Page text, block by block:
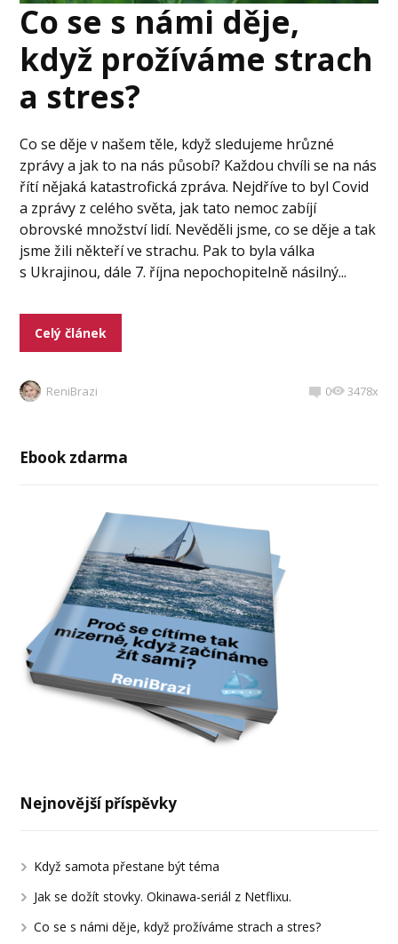
Co se s námi děje,
když prožíváme strach
a stres?
Co se děje v našem těle, když sledujeme hrůzné
zprávy a jak to na nás působí? Každou chvíli se na nás
řítí nějaká katastrofická zpráva. Nejdříve to byl Covid
a zprávy z celého světa, jak tato nemoc zabíjí
obrovské množství lidí. Nevěděli jsme, co se děje a tak
jsme žili někteří ve strachu. Pak to byla válka
s Ukrajinou, dále 7. října nepochopitelně násilný...
Celý článek
ReniBrazi 0 3478x
Ebook zdarma
Nejnovější příspěvky
Když samota přestane být téma
Jak se dožít stovky. Okinawa-seriál z Netflixu.
Co se s námi děje, když prožíváme strach a stres?